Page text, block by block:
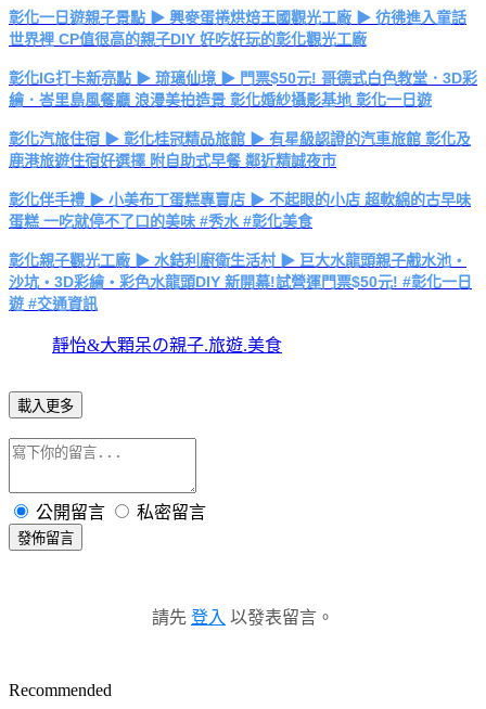
彰化一日遊親子景點 ▶ 興麥蛋捲烘焙王國觀光工廠 ▶ 彷彿進入童話
世界裡 CP值很高的親子DIY 好吃好玩的彰化觀光工廠
彰化IG打卡新亮點 ▶ 琉璃仙境 ▶ 門票$50元! 哥德式白色教堂．3D彩
繪．峇里島風餐廳 浪漫美拍造景 彰化婚紗攝影基地 彰化一日遊
彰化汽旅住宿 ▶ 彰化桂冠精品旅館 ▶ 有星級認證的汽車旅館 彰化及
鹿港旅遊住宿好選擇 附自助式早餐 鄰近精誠夜市
彰化伴手禮 ▶ 小美布丁蛋糕專賣店 ▶ 不起眼的小店 超軟綿的古早味
蛋糕 一吃就停不了口的美味 #秀水 #彰化美食
彰化親子觀光工廠 ▶ 水銡利廚衛生活村 ▶ 巨大水龍頭親子戲水池・
沙坑・3D彩繪・彩色水龍頭DIY 新開幕!試營運門票$50元! #彰化一日
遊 #交通資訊
靜怡&大顆呆の親子.旅遊.美食
載入更多
公開留言 私密留言
發佈留言
請先 登入 以發表留言。
Recommended